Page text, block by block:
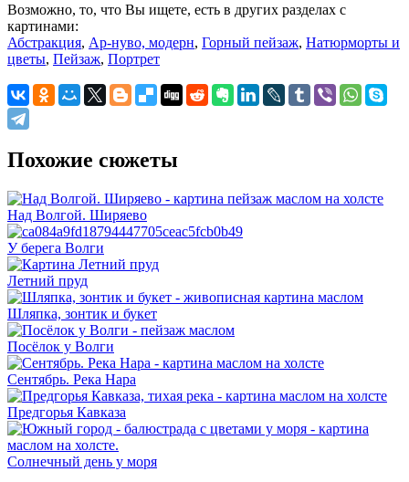
Возможно, то, что Вы ищете, есть в других разделах с
картинами:
Абстракция, Ар-нуво, модерн, Горный пейзаж, Натюрморты и
цветы, Пейзаж, Портрет
Похожие сюжеты
Над Волгой. Ширяево
У берега Волги
Летний пруд
Шляпка, зонтик и букет
Посёлок у Волги
Сентябрь. Река Нара
Предгорья Кавказа
Солнечный день у моря